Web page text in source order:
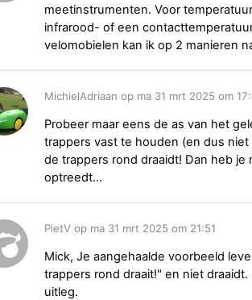
meetinstrumenten. Voor
infrarood- of een
velomobielen kan ik op 2 manieren
MichielAdriaan op ma 31 mrt 2025 om
Probeer maar eens de as van het
trappers vast te houden (en dus
de trappers rond draaidt! Dan heb je
optreedt...
PietV op ma 31 mrt 2025 om 21:51
Mick, Je aangehaalde voorbeeld
trappers rond draait!" en niet
uitleg.